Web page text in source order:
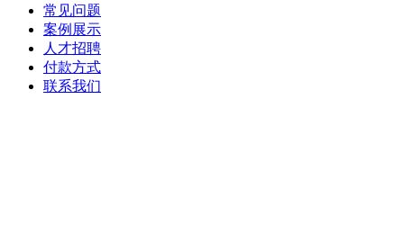
常见问题
案例展示
人才招聘
付款方式
联系我们